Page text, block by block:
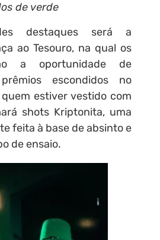
de verde
destaques será a
ao Tesouro, na qual os
a oportunidade de
escondidos no
estiver vestido com
shots Kriptonita, uma
feita à base de absinto e
de ensaio.